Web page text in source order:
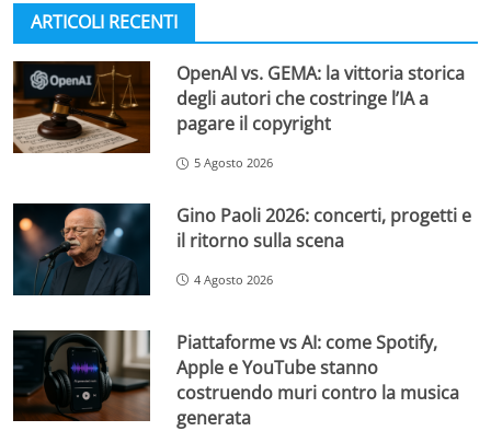
ARTICOLI RECENTI
OpenAI vs. GEMA: la vittoria storica
degli autori che costringe l’IA a
pagare il copyright
5 Agosto 2026
Gino Paoli 2026: concerti, progetti e
il ritorno sulla scena
4 Agosto 2026
Piattaforme vs AI: come Spotify,
Apple e YouTube stanno
costruendo muri contro la musica
generata